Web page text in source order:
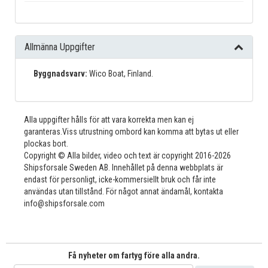
Allmänna Uppgifter
Byggnadsvarv: Wico Boat, Finland.
Alla uppgifter hålls för att vara korrekta men kan ej
garanteras.Viss utrustning ombord kan komma att bytas ut eller
plockas bort.
Copyright © Alla bilder, video och text är copyright 2016-2026
Shipsforsale Sweden AB. Innehållet på denna webbplats är
endast för personligt, icke-kommersiellt bruk och får inte
användas utan tillstånd. För något annat ändamål, kontakta
info@shipsforsale.com
Få nyheter om fartyg före alla andra.